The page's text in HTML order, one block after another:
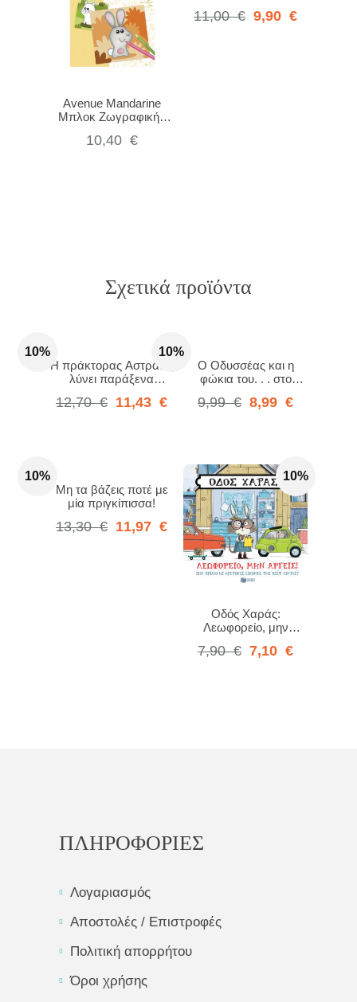
Avenue Mandarine
Μπλοκ Ζωγραφικής
animals GY129C
10,40 €
την ενίσχυση της
11,00 € 9,90 €
Σχετικά προϊόντα
10%
Η πράκτορας Αστραπή
λύνει παράξενα
1. Μυστήριο στην
12,70 € 11,43 €
10%
Ο Οδυσσέας και η
φώκια του. . . στο
9,99 € 8,99 €
10%
Μη τα βάζεις ποτέ με
μία πριγκίπισσα!
13,30 € 11,97 €
10%
Οδός Χαράς:
Λεωφορείο, μην
7,90 € 7,10 €
ΠΛΗΡΟΦΟΡΙΕΣ
Λογαριασμός
Αποστολές / Επιστροφές
Πολιτική απορρήτου
Όροι χρήσης